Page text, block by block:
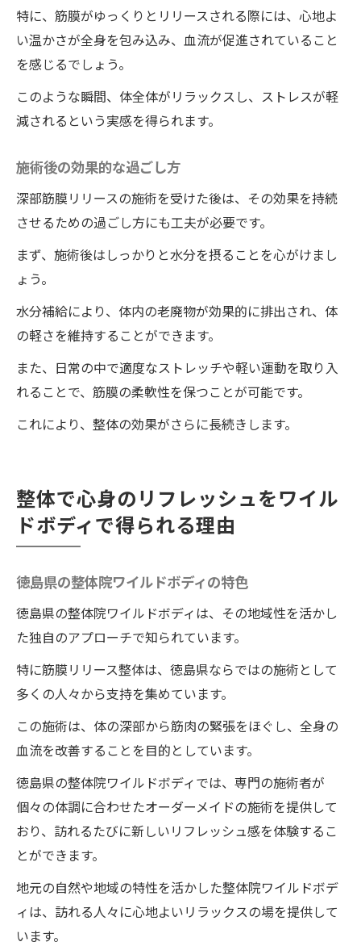
特に、筋膜がゆっくりとリリースされる際には、心地よ
い温かさが全身を包み込み、血流が促進されていること
を感じるでしょう。
このような瞬間、体全体がリラックスし、ストレスが軽
減されるという実感を得られます。
施術後の効果的な過ごし方
深部筋膜リリースの施術を受けた後は、その効果を持続
させるための過ごし方にも工夫が必要です。
まず、施術後はしっかりと水分を摂ることを心がけまし
ょう。
水分補給により、体内の老廃物が効果的に排出され、体
の軽さを維持することができます。
また、日常の中で適度なストレッチや軽い運動を取り入
れることで、筋膜の柔軟性を保つことが可能です。
これにより、整体の効果がさらに長続きします。
整体で心身のリフレッシュをワイル
ドボディで得られる理由
徳島県の整体院ワイルドボディの特色
徳島県の整体院ワイルドボディは、その地域性を活かし
た独自のアプローチで知られています。
特に筋膜リリース整体は、徳島県ならではの施術として
多くの人々から支持を集めています。
この施術は、体の深部から筋肉の緊張をほぐし、全身の
血流を改善することを目的としています。
徳島県の整体院ワイルドボディでは、専門の施術者が
個々の体調に合わせたオーダーメイドの施術を提供して
おり、訪れるたびに新しいリフレッシュ感を体験するこ
とができます。
地元の自然や地域の特性を活かした整体院ワイルドボデ
ィは、訪れる人々に心地よいリラックスの場を提供して
います。